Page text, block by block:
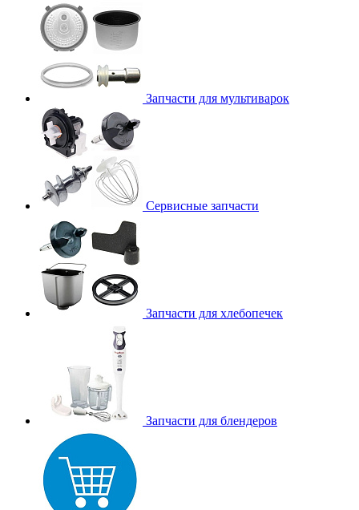
Запчасти для мультиварок
Сервисные запчасти
Запчасти для хлебопечек
Запчасти для блендеров